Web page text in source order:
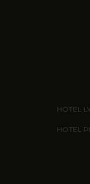
HOTEL
HOTEL